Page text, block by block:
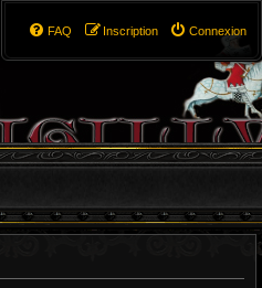
Connexion
Inscription
FAQ